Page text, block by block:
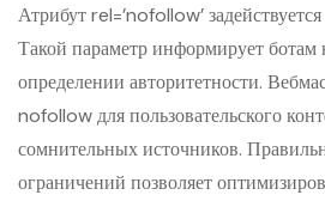
Атрибут rel=’nofollow’
Такой параметр информирует ботам
определении авторитетности.
nofollow для пользовательского
сомнительных источников.
ограничений позволяет